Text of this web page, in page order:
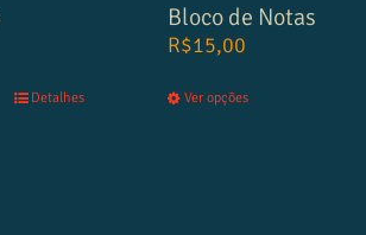
Detalhes
Bloco de Notas
R$15,00
Ver opções